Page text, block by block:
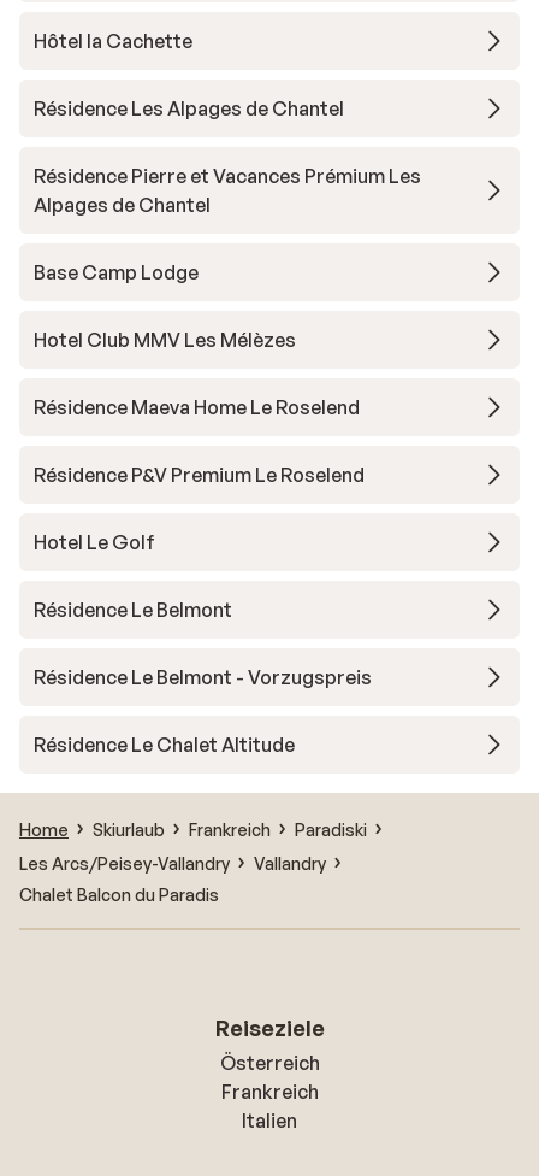
Hôtel la Cachette
Résidence Les Alpages de Chantel
Résidence Pierre et Vacances Prémium Les
Alpages de Chantel
Base Camp Lodge
Hotel Club MMV Les Mélèzes
Résidence Maeva Home Le Roselend
Résidence P&V Premium Le Roselend
Hotel Le Golf
Résidence Le Belmont
Résidence Le Belmont - Vorzugspreis
Résidence Le Chalet Altitude
Home Skiurlaub Frankreich
Paradiski
Les Arcs/Peisey-Vallandry
Vallandry
Chalet Balcon du Paradis
Reiseziele
Österreich
Frankreich
Italien